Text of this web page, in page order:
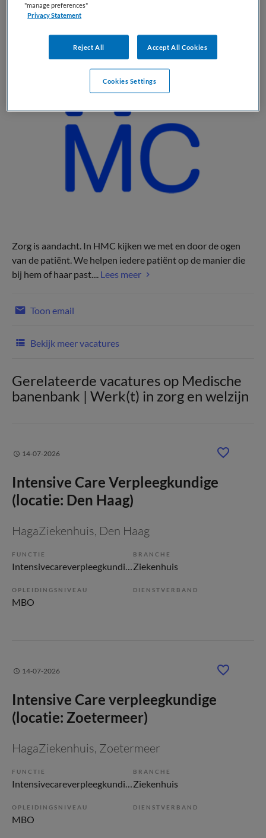
Zorg is aandacht. In HMC kijken we met en door de ogen
van de patiënt. We helpen iedere patiënt op de manier die
bij hem of haar past.... Lees meer
Toon email
Bekijk meer vacatures
Gerelateerde vacatures op Medische
banenbank | Werk(t) in zorg en welzijn
14-07-2026
Intensive Care Verpleegkundige
(locatie: Den Haag)
HagaZiekenhuis, Den Haag
FUNCTIE
Intensivecareverpleegkundige
BRANCHE
Ziekenhuis
OPLEIDINGSNIVEAU
MBO
DIENSTVERBAND
14-07-2026
Intensive Care verpleegkundige
(locatie: Zoetermeer)
HagaZiekenhuis, Zoetermeer
FUNCTIE
Intensivecareverpleegkundige
BRANCHE
Ziekenhuis
OPLEIDINGSNIVEAU
MBO
DIENSTVERBAND
"manage preferences"
Privacy Statement
Reject All Accept All Cookies
Cookies Settings